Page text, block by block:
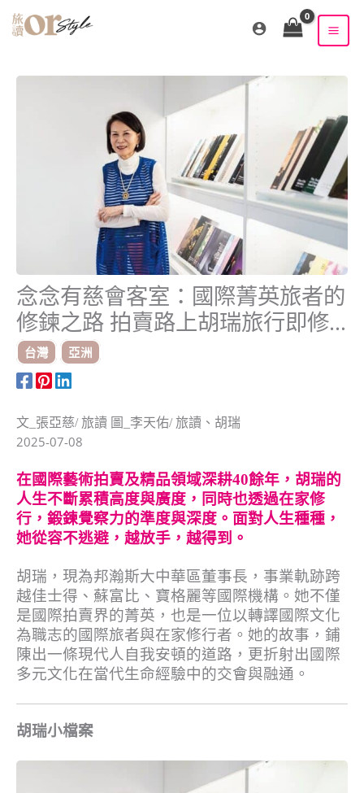
念念有慈會客室：國際菁英旅者的
修鍊之路 拍賣路上胡瑞旅行即修
行
台灣 亞洲
文_張亞慈/ 旅讀 圖_李天佑/ 旅讀、胡瑞
2025-07-08
在國際藝術拍賣及精品領域深耕40餘年，胡瑞的
人生不斷累積高度與廣度，同時也透過在家修
行，鍛鍊覺察力的準度與深度。面對人生種種，
她從容不逃避，越放手，越得到。
胡瑞，現為邦瀚斯大中華區董事長，事業軌跡跨
越佳士得、蘇富比、寶格麗等國際機構。她不僅
是國際拍賣界的菁英，也是一位以轉譯國際文化
為職志的國際旅者與在家修行者。她的故事，鋪
陳出一條現代人自我安頓的道路，更折射出國際
多元文化在當代生命經驗中的交會與融通。
胡瑞小檔案